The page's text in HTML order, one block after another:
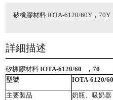
矽橡膠材料 IOTA-6120/60Y，70Y
詳細描述
矽橡膠材料 IOTA-6120/60
Y
， 70
Y
型號 IOTA-6120/60
主要製品 奶瓶、吸奶器